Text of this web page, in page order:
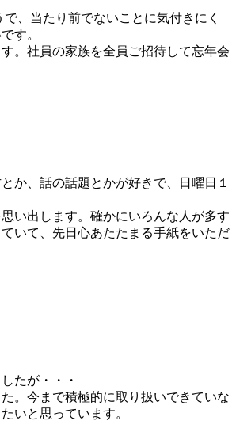
、当たり前でないことに気付きにく
す。
。社員の家族を全員ご招待して忘年会
か、話の話題とかが好きで、日曜日１
い出します。確かにいろんな人が多す
いて、先日心あたたまる手紙をいただ
たが・・・
。今まで積極的に取り扱いできていな
いと思っています。